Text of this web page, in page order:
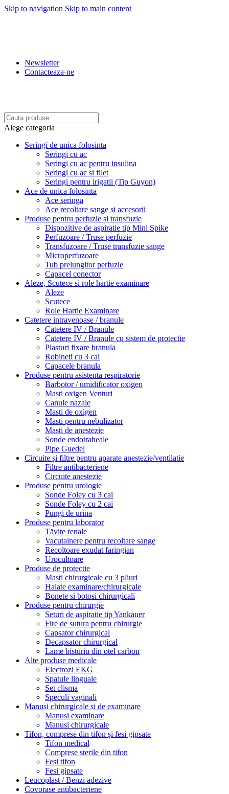
Skip to navigation Skip to main content
Newsletter
Contacteaza-ne
Alege categoria
Seringi de unica folosinta
Seringi cu ac
Seringi cu ac pentru insulina
Seringi cu ac si filet
Seringi pentru irigatii (Tip Guyon)
Ace de unica folosinta
Ace seringa
Ace recoltare sange si accesorii
Produse pentru perfuzie și transfuzie
Dispozitive de aspiratie tip Mini Spike
Perfuzoare / Truse perfuzie
Transfuzoare / Truse transfuzie sange
Microperfuzoare
Tub prelungitor perfuzie
Capacel conector
Aleze, Scutece si role hartie examinare
Aleze
Scutece
Role Hartie Examinare
Catetere intravenoase / branule
Catetere IV / Branule
Catetere IV / Branule cu sistem de protectie
Plasturi fixare branula
Robineti cu 3 cai
Capacele branula
Produse pentru asistenta respiratorie
Barbotor / umidificator oxigen
Masti oxigen Venturi
Canule nazale
Masti de oxigen
Masti pentru nebulizator
Masti de anestezie
Sonde endotraheale
Pipe Guedel
Circuite și filtre pentru aparate anestezie/ventilatie
Filtre antibacteriene
Circuite anestezie
Produse pentru urologie
Sonde Foley cu 3 cai
Sonde Foley cu 2 cai
Pungi de urina
Produse pentru laborator
Tăvițe renale
Vacutainere pentru recoltare sange
Recoltoare exudat faringian
Urocultoare
Produse de protectie
Masti chirurgicale cu 3 pliuri
Halate examinare/chirurgicale
Bonete si botosi chirurgicali
Produse pentru chirurgie
Seturi de aspiratie tip Yankauer
Fire de sutura pentru chirurgie
Capsator chirurgical
Decapsator chirurgical
Lame bisturiu din otel carbon
Alte produse medicale
Electrozi EKG
Spatule linguale
Set clisma
Speculi vaginali
Manusi chirurgicale si de examinare
Manusi examinare
Manusi chirurgicale
Tifon, comprese din tifon și fesi gipsate
Tifon medical
Comprese sterile din tifon
Fesi tifon
Fesi gipsate
Leucoplast / Benzi adezive
Covorase antibacteriene